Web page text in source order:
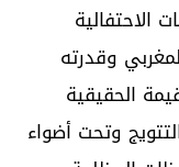
الاحتفالية
وقدرته
الحقيقية
وتحت أضواء